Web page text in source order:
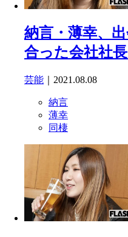
納言・薄幸、
合った会社社
芸能 ｜2021.08.08
納言
薄幸
同棲